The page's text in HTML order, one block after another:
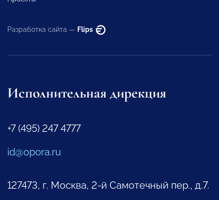
Разработка сайта — Flips
Исполнительная дирекция
+7 (495) 247 4777
id@opora.ru
127473, г. Москва, 2-й Самотечный пер., д.7.